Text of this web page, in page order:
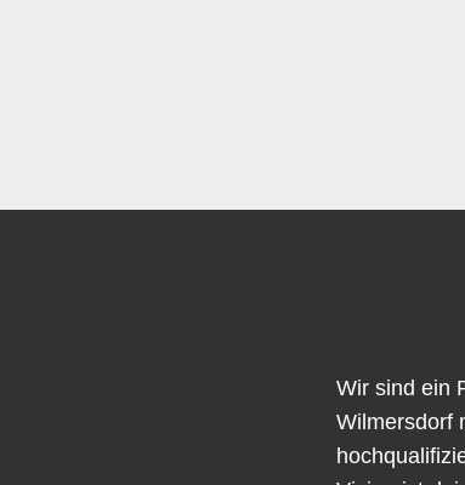
Wir sind ein
Wilmersdorf